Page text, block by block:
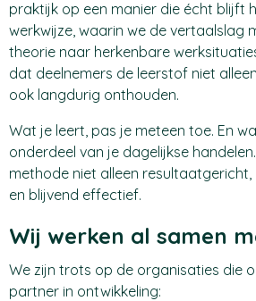
praktijk op een manier die écht blijft
werkwijze, waarin we de vertaalslag
theorie naar herkenbare
dat deelnemers de leerstof niet
ook langdurig onthouden.
Wat je leert, pas je meteen toe. En
onderdeel van je dagelijkse
methode niet alleen
en blijvend effectief.
Wij werken al samen
We zijn trots op de organisaties die
partner in ontwikkeling: